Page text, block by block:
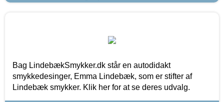
Bag LindebækSmykker.dk står en autodidakt
smykkedesinger, Emma Lindebæk, som er stifter af
Lindebæk smykker. Klik her for at se deres udvalg.